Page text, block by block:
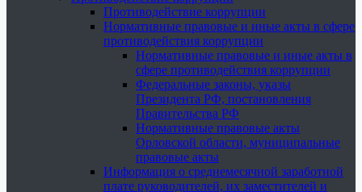
Противодействие коррупции
Нормативные правовые и иные акты в сфере
противодействия коррупции
Нормативные правовые и иные акты в
сфере противодействия коррупции
Федеральные законы, указы
Президента РФ, постановления
Правительства РФ
Нормативные правовые акты
Орловской области, муниципальные
правовые акты
Информация о среднемесячной заработной
плате руководителей, их заместителей и